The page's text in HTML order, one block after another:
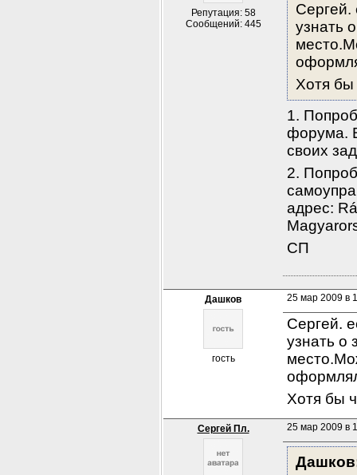
Репутация: 58
Сообщений: 445
Сергей.
узнать
Хотя бы
1.
форума.
своих
2.
адрес:
СП
Дашков
гость
25 мар 2009 в
Сергей.
узнать о
Хотя бы
Сергей Пл. 25 мар 2009 в